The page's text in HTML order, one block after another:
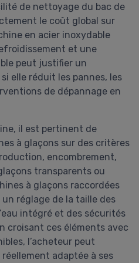
de nettoyage du bac de
le coût global sur
en acier inoxydable
et une
peut justifier un
elle réduit les pannes, les
de dépannage en
il est pertinent de
à glaçons sur des critères
encombrement,
transparents ou
à glaçons raccordées
réglage de la taille des
intégré et des sécurités
croisant ces éléments avec
l’acheteur peut
adaptée à ses